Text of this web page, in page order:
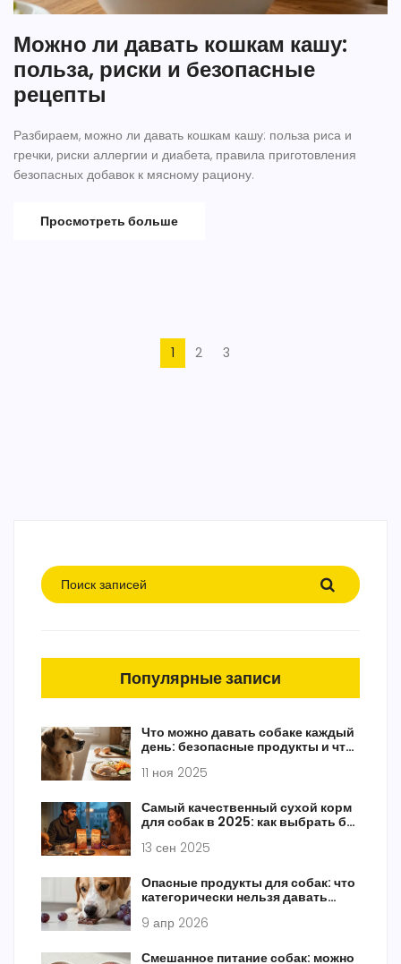
Можно ли давать кошкам кашу:
польза, риски и безопасные
рецепты
Разбираем, можно ли давать кошкам кашу: польза риса и
гречки, риски аллергии и диабета, правила приготовления
безопасных добавок к мясному рациону.
Просмотреть больше
1 2 3
Популярные записи
Что можно давать собаке каждый
день: безопасные продукты и что
11 ноя 2025
Самый качественный сухой корм
для собак в 2025: как выбрать без
13 сен 2025
Опасные продукты для собак: что
категорически нельзя давать
9 апр 2026
Смешанное питание собак: можно